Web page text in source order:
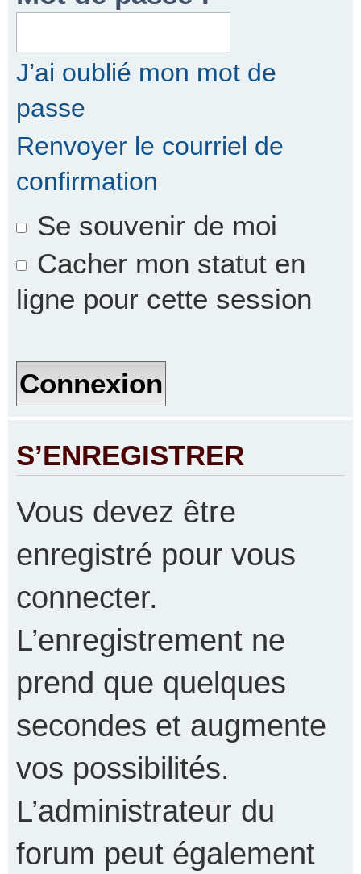
J’ai oublié mon mot de
passe
Renvoyer le courriel de
confirmation
Se souvenir de moi
Cacher mon statut en
ligne pour cette session
S’ENREGISTRER
Vous devez être
enregistré pour vous
connecter.
L’enregistrement ne
prend que quelques
secondes et augmente
vos possibilités.
L’administrateur du
forum peut également